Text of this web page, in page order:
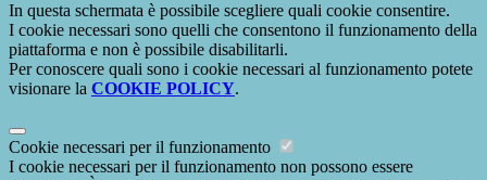
In questa schermata è possibile scegliere quali cookie consentire.
I cookie necessari sono quelli che consentono il funzionamento della
piattaforma e non è possibile disabilitarli.
Per conoscere quali sono i cookie necessari al funzionamento potete
visionare la COOKIE POLICY.
Cookie necessari per il funzionamento
I cookie necessari per il funzionamento non possono essere